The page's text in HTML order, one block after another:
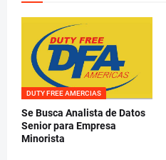
DUTY FREE AMERCIAS
Se Busca Analista de Datos
Senior para Empresa
Minorista